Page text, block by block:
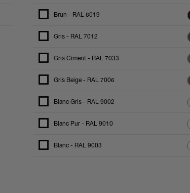
Brun - RAL 8019
Gris - RAL 7012
Gris Ciment - RAL 7033
Gris Beige - RAL 7006
Blanc Gris - RAL 9002
Blanc Pur - RAL 9010
Blanc - RAL 9003